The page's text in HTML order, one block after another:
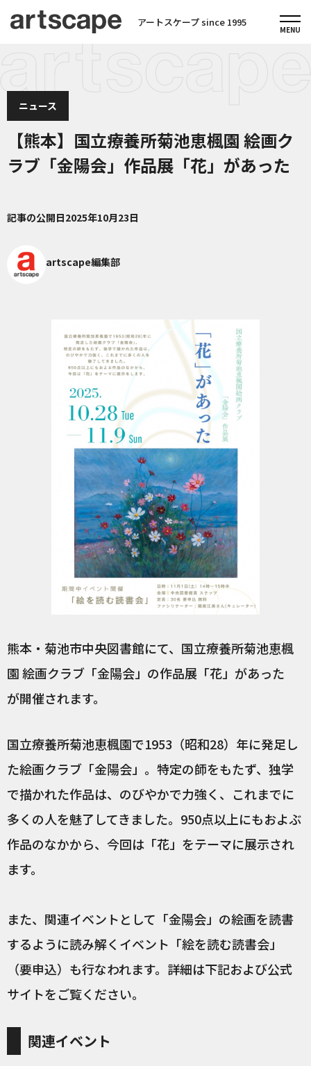
アートスケープ since 1995
ニュース
【熊本】国立療養所菊池恵楓園 絵画ク
ラブ「金陽会」作品展「花」があった
記事の公開日2025年10月23日
artscape編集部
熊本・菊池市中央図書館にて、国立療養所菊池恵楓
園 絵画クラブ「金陽会」の作品展「花」があった
が開催されます。
国立療養所菊池恵楓園で1953（昭和28）年に発足し
た絵画クラブ「金陽会」。特定の師をもたず、独学
で描かれた作品は、のびやかで力強く、これまでに
多くの人を魅了してきました。950点以上にもおよぶ
作品のなかから、今回は「花」をテーマに展示され
ます。
また、関連イベントとして「金陽会」の絵画を読書
するように読み解くイベント「絵を読む読書会」
（要申込）も行なわれます。詳細は下記および公式
サイトをご覧ください。
関連イベント